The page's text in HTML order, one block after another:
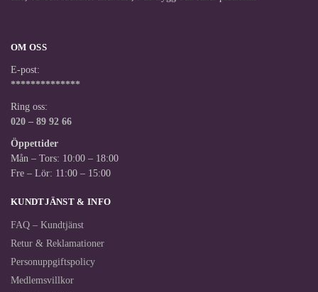
OM OSS
E-post:
**************
Ring oss:
020 – 89 92 66
Öppettider
Mån – Tors: 10:00 – 18:00
Fre – Lör: 11:00 – 15:00
KUNDTJÄNST & INFO
FAQ – Kundtjänst
Retur & Reklamationer
Personuppgiftspolicy
Medlemsvillkor